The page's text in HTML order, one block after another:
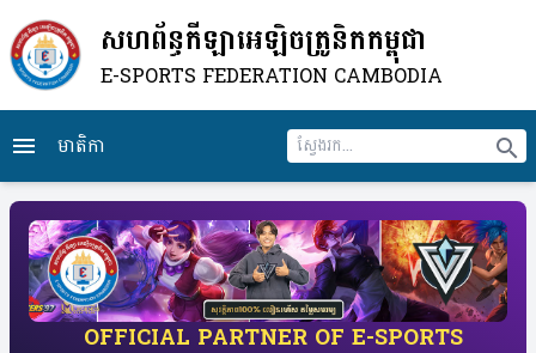
សហព័ន្ធកីឡាអេឡិចត្រូនិកកម្ពុជា
E-SPORTS FEDERATION CAMBODIA
menu មាតិកា search
​OFFICIAL PARTNER OF E-SPORTS